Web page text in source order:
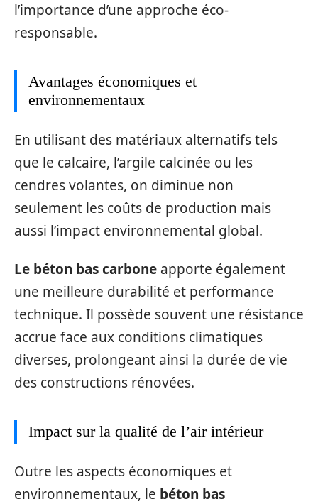
l’importance d’une approche éco-
responsable.
Avantages économiques et
environnementaux
En utilisant des matériaux alternatifs tels
que le calcaire, l’argile calcinée ou les
cendres volantes, on diminue non
seulement les coûts de production mais
aussi l’impact environnemental global.
Le béton bas carbone apporte également
une meilleure durabilité et performance
technique. Il possède souvent une résistance
accrue face aux conditions climatiques
diverses, prolongeant ainsi la durée de vie
des constructions rénovées.
Impact sur la qualité de l’air intérieur
Outre les aspects économiques et
environnementaux, le béton bas